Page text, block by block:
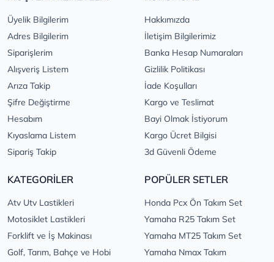
Üyelik Bilgilerim
Adres Bilgilerim
Siparişlerim
Alışveriş Listem
Arıza Takip
Şifre Değiştirme
Hesabım
Kıyaslama Listem
Sipariş Takip
Hakkımızda
İletişim Bilgilerimiz
Banka Hesap Numaraları
Gizlilik Politikası
İade Koşulları
Kargo ve Teslimat
Bayi Olmak İstiyorum
Kargo Ücret Bilgisi
3d Güvenli Ödeme
KATEGORİLER
Atv Utv Lastikleri
Motosiklet Lastikleri
Forklift ve İş Makinası
Golf, Tarım, Bahçe ve Hobi
POPÜLER SETLER
Honda Pcx Ön Takım Set
Yamaha R25 Takım Set
Yamaha MT25 Takım Set
Yamaha Nmax Takım